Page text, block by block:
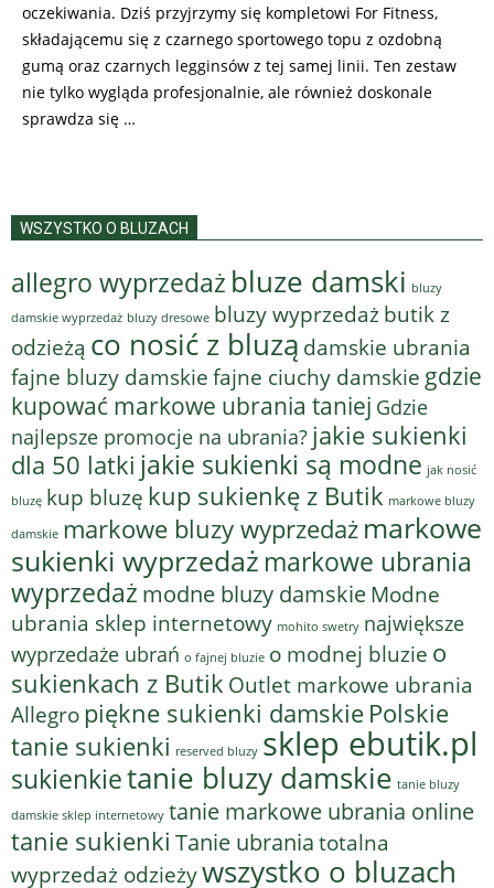
oczekiwania. Dziś przyjrzymy się kompletowi For Fitness,
składającemu się z czarnego sportowego topu z ozdobną
gumą oraz czarnych legginsów z tej samej linii. Ten zestaw
nie tylko wygląda profesjonalnie, ale również doskonale
sprawdza się …
WSZYSTKO O BLUZACH
allegro wyprzedaż bluze damski bluzy
damskie wyprzedaż bluzy dresowe bluzy wyprzedaż butik z
odzieżą co nosić z bluzą damskie ubrania
fajne bluzy damskiefajne ciuchy damskie gdzie
kupować markowe ubrania taniej Gdzie
najlepsze promocje na ubrania? jakie sukienki
dla 50 latki jakie sukienki są modne jak nosić
bluzę kup bluzę kup sukienkę z Butik markowe bluzy
damskie markowe bluzy wyprzedaż markowe
sukienki wyprzedaż markowe ubrania
wyprzedaż modne bluzy damskie Modne
ubrania sklep internetowy mohito swetry największe
wyprzedaże ubrań o fajnej bluzie o modnej bluzie o
sukienkach z Butik Outlet markowe ubrania
Allegropiękne sukienki damskie Polskie
tanie sukienki reserved bluzy sklep ebutik.pl
sukienkietanie bluzy damskie tanie bluzy
damskie sklep internetowy tanie markowe ubrania online
tanie sukienki Tanie ubrania totalna
wyprzedaż odzieżywszystko o bluzach